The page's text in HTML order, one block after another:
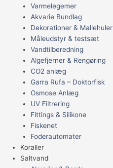
Varmelegemer
Akvarie Bundlag
Dekorationer & Mallehuler
Måleudstyr & testsæt
Vandtilberedning
Algefjerner & Rengøring
CO2 anlæg
Garra Rufa – Doktorfisk
Osmose Anlæg
UV Filtrering
Fittings & Silikone
Fiskenet
Foderautomater
Koraller
Saltvand